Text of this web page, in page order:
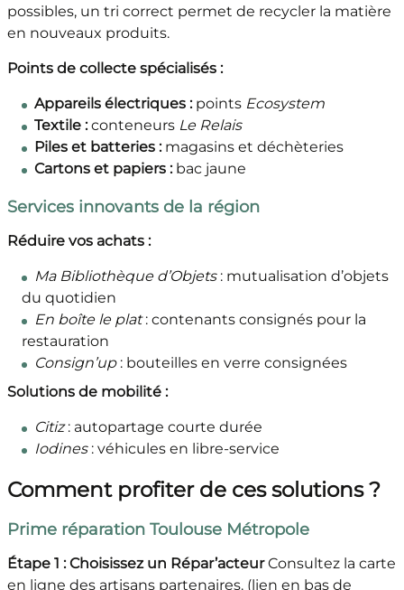
possibles, un tri correct permet de recycler la matière
en nouveaux produits.
Points de collecte spécialisés :
Appareils électriques :points Ecosystem
Textile :conteneurs Le Relais
Piles et batteries :magasins et déchèteries
Cartons et papiers :bac jaune
Services innovants de la région
Réduire vos achats :
Ma Bibliothèque d’Objets: mutualisation d’objets
du quotidien
En boîte le plat: contenants consignés pour la
restauration
Consign’up: bouteilles en verre consignées
Solutions de mobilité :
Citiz: autopartage courte durée
Iodines: véhicules en libre-service
Comment profiter de ces solutions ?
Prime réparation Toulouse Métropole
Étape 1 : Choisissez un Répar’acteurConsultez la carte
en ligne des artisans partenaires. (lien en bas de